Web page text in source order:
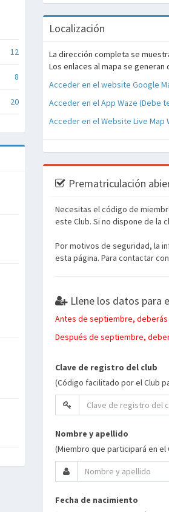
12
8
20
Localización
La dirección completa se
Los enlaces al mapa se
Acceder en el website Google
Acceder en el App Waze (Debe
Acceder en el Website Live Map
Prematriculación
Necesitas el código de
este Club. Si no dispone de la
Por motivos de seguridad, la
esta página. Para contactar
Llene los datos para
Antes de septiembre,
Después de septiembre,
Clave de registro del club
(Código facilitado por el Club
Nombre y apellido
(Miembro que participará en el
Fecha de nacimiento